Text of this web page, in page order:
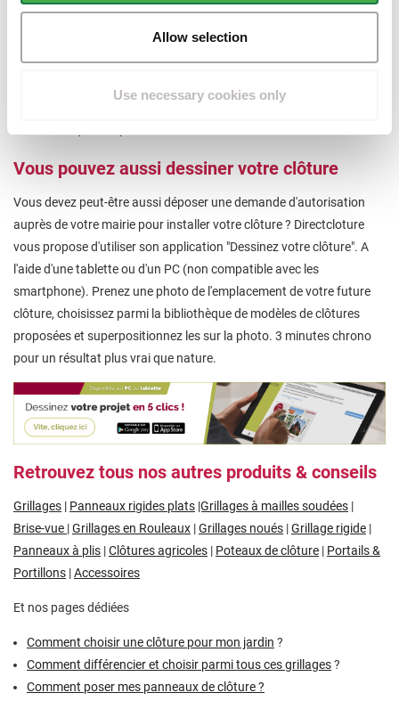
Allow selection
Use necessary cookies only
vous posez vos produits vous mêmes que vous ne bénéficiez pas de
Nous connaissons la qualité de nos produits, c’est pourquoi la
contrainte : suivre les spécifications de pose du fabricant Betafence,
Vous pouvez aussi dessiner votre clôture
Vous devez peut-être aussi déposer une demande d'autorisation
auprès de votre mairie pour installer votre clôture ? Directcloture
vous propose d'utiliser son application "Dessinez votre clôture". A
l'aide d'une tablette ou d'un PC (non compatible avec les
smartphone). Prenez une photo de l'emplacement de votre future
clôture, choisissez parmi la bibliothèque de modèles de clôtures
proposées et superpositionnez les sur la photo. 3 minutes chrono
pour un résultat plus vrai que nature.
Retrouvez tous nos autres produits & conseils
Grillages | Panneaux rigides plats |Grillages à mailles soudées |
Brise-vue |Grillages en Rouleaux |Grillages noués |Grillage rigide |
Panneaux à plis |Clôtures agricoles | Poteaux de clôture | Portails &
Portillons |Accessoires
Et nos pages dédiées
Comment choisir une clôture pour mon jardin ?
Comment différencier et choisir parmi tous ces grillages?
Comment poser mes panneaux de clôture ?